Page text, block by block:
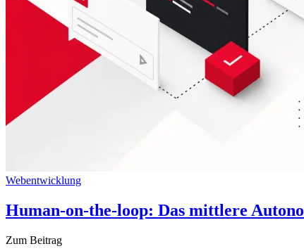
Webentwicklung
Human-on-the-loop: Das mittlere
Zum Beitrag